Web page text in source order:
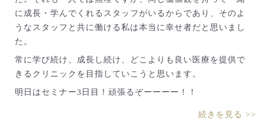
に成長・学んでくれるスタッフがいるからであり、そのよ
うなスタッフと共に働ける私は本当に幸せ者だと思いまし
た。
常に学び続け、成長し続け、どこよりも良い医療を提供で
きるクリニックを目指していこうと思います。
明日はセミナー3日目！頑張るぞーーーー！！
続きを見る >>